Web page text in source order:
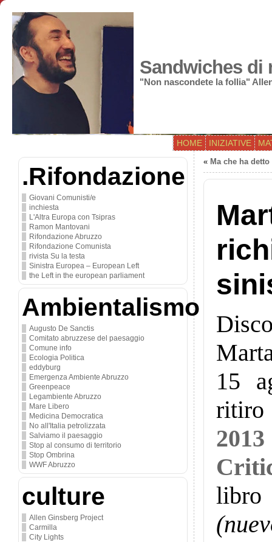
Sandwiches di
"Non nascondete la follia"
HOME INIZIATIVE
.Rifondazione
Giovani Comunisti/e
inchiesta
L'Altra Europa con Tsipras
Ramon Mantovani
Rifondazione Abruzzo
Rifondazione Comunista
rivista Su la testa
Sinistra Europea – European Left
the Left in the european parliament
Ambientalismo
Augusto De Sanctis
Comitato abruzzese del paesaggio
Comune info
Ecologia Politica
eddyburg
Emergenza Ambiente Abruzzo
Greenpeace
Legambiente Abruzzo
Mare Libero
Medicina Democratica
No all'Italia petrolizzata
Salviamo il paesaggio
Stop al consumo di territorio
Stop Ombrina
WWF Abruzzo
culture
Allen Ginsberg Project
Carmilla
City Lights
« Ma che ha
15